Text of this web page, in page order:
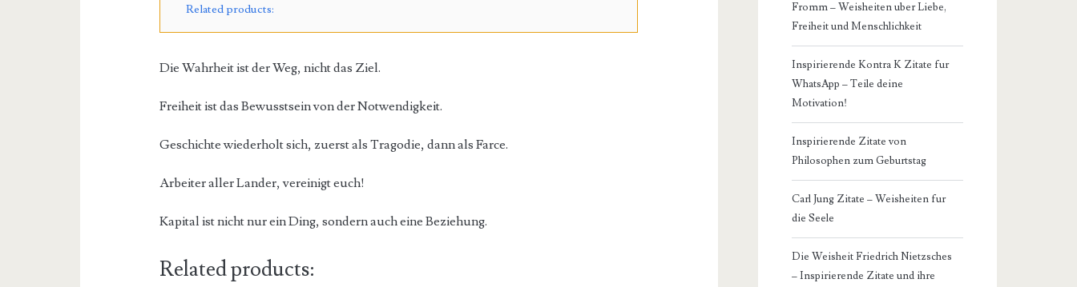
Related products:
Die Wahrheit ist der Weg, nicht das Ziel.
Freiheit ist das Bewusstsein von der Notwendigkeit.
Geschichte wiederholt sich, zuerst als Tragodie, dann als Farce.
Arbeiter aller Lander, vereinigt euch!
Kapital ist nicht nur ein Ding, sondern auch eine Beziehung.
Related products:
Fromm – Weisheiten uber Liebe,
Freiheit und Menschlichkeit
Inspirierende Kontra K Zitate fur
WhatsApp – Teile deine
Motivation!
Inspirierende Zitate von
Philosophen zum Geburtstag
Carl Jung Zitate – Weisheiten fur
die Seele
Die Weisheit Friedrich Nietzsches
– Inspirierende Zitate und ihre